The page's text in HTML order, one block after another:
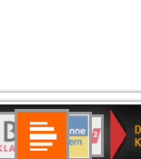
Deutschlandfunk
80er
90er
SWR3
BR-
KLASSIK
Deutschlandfunk
Kultur
ANTENNE
BAYERN
SWR
Kultur
NDR
2